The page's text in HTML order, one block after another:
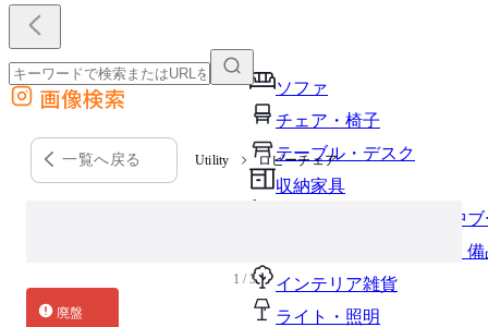
ソファ
チェア・椅子
テーブル・デスク
収納家具
パーソナルブース・集中
オフィスアクセサリー・
インテリア雑貨
ライト・照明
外部サイトの商品をカートに追加
他のサイトで見つけた商品ページのURLを貼り付けて、カートに追加できます
画像検索
一覧へ戻る Utility ロビーチェア
1 / 3
廃盤